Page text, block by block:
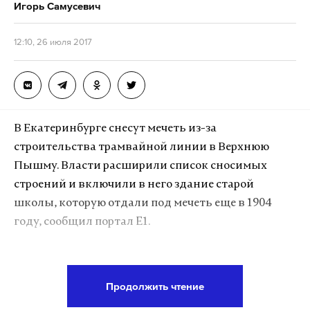
источник Daily Storm. Последний сказал только
«разбираемся».
Подпишитесь на Daily Storm в
А еще мы есть вTelegram,Дзен
Макс Telegram
VK
Игорь Самусевич
12:10, 26 июля 2017
В Екатеринбурге снесут мечеть из-за
строительства трамвайной линии в Верхнюю
Пышму. Власти расширили список сносимых
строений и включили в него здание старой
школы, которую отдали под мечеть еще в 1904
году, сообщил портал E1.
Продолжить чтение